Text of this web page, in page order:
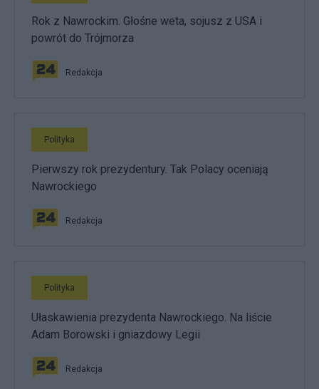
Rok z Nawrockim. Głośne weta, sojusz z USA i
powrót do Trójmorza
Redakcja
Polityka
Pierwszy rok prezydentury. Tak Polacy oceniają
Nawrockiego
Redakcja
Polityka
Ułaskawienia prezydenta Nawrockiego. Na liście
Adam Borowski i gniazdowy Legii
Redakcja